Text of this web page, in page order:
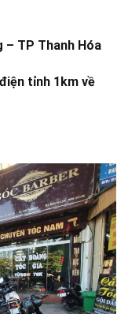
– TP Thanh Hóa
tỉnh 1km về